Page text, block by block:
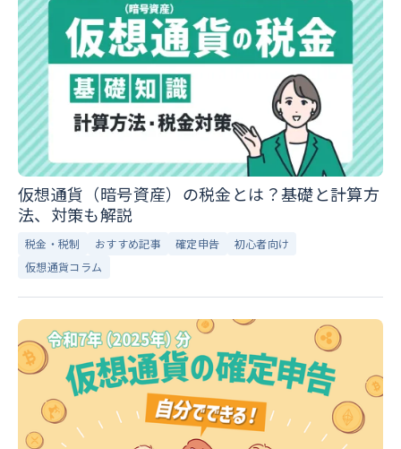
仮想通貨（暗号資産）の税金とは？基礎と計算方
法、対策も解説
税金・税制 おすすめ記事 確定申告
初心者向け
仮想通貨コラム